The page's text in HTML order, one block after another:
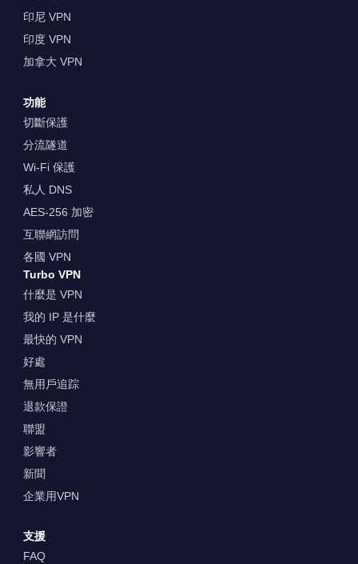
印尼 VPN
印度 VPN
加拿大 VPN
功能
切斷保護
分流隧道
Wi-Fi 保護
私人 DNS
AES-256 加密
互聯網訪問
各國 VPN
Turbo VPN
什麼是 VPN
我的 IP 是什麼
最快的 VPN
好處
無用戶追踪
退款保證
聯盟
影響者
新聞
企業用VPN
支援
FAQ